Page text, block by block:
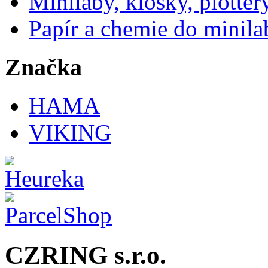
Papír a chemie do
Značka
HAMA
VIKING
CZRING s.r.o.